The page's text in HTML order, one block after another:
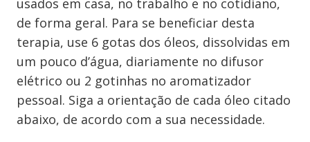
usados em casa, no trabalho e no cotidiano,
de forma geral. Para se beneficiar desta
terapia, use 6 gotas dos óleos, dissolvidas em
um pouco d’água, diariamente no difusor
elétrico ou 2 gotinhas no aromatizador
pessoal. Siga a orientação de cada óleo citado
abaixo, de acordo com a sua necessidade.